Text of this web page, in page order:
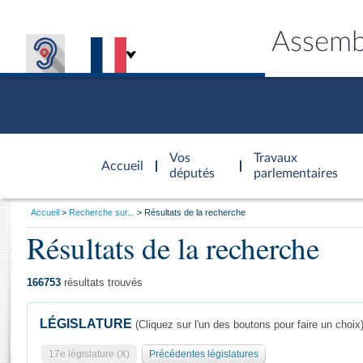
Accueil
d'accueil
Vos
députés
Travaux
parlementaires
Général
Vous
Accueil Recherche sur... Résultats de la recherche
Résultats de la recherche
166753 résultats trouvés
LÉGISLATURE (Cliquez sur l'un des boutons pour faire un choix)
17e législature (X) Précédentes législatures